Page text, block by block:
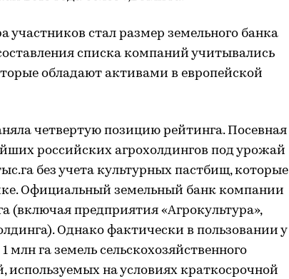
участников стал размер земельного банка
списка компаний учитывались
обладают активами в европейской
четвертую позицию рейтинга. Посевная
российских агрохолдингов под урожай
без учета культурных пастбищ, которые
Официальный земельный банк компании
(включая предприятия «Агрокультура»,
Однако фактически в пользовании у
млн га земель сельскохозяйственного
используемых на условиях краткосрочной